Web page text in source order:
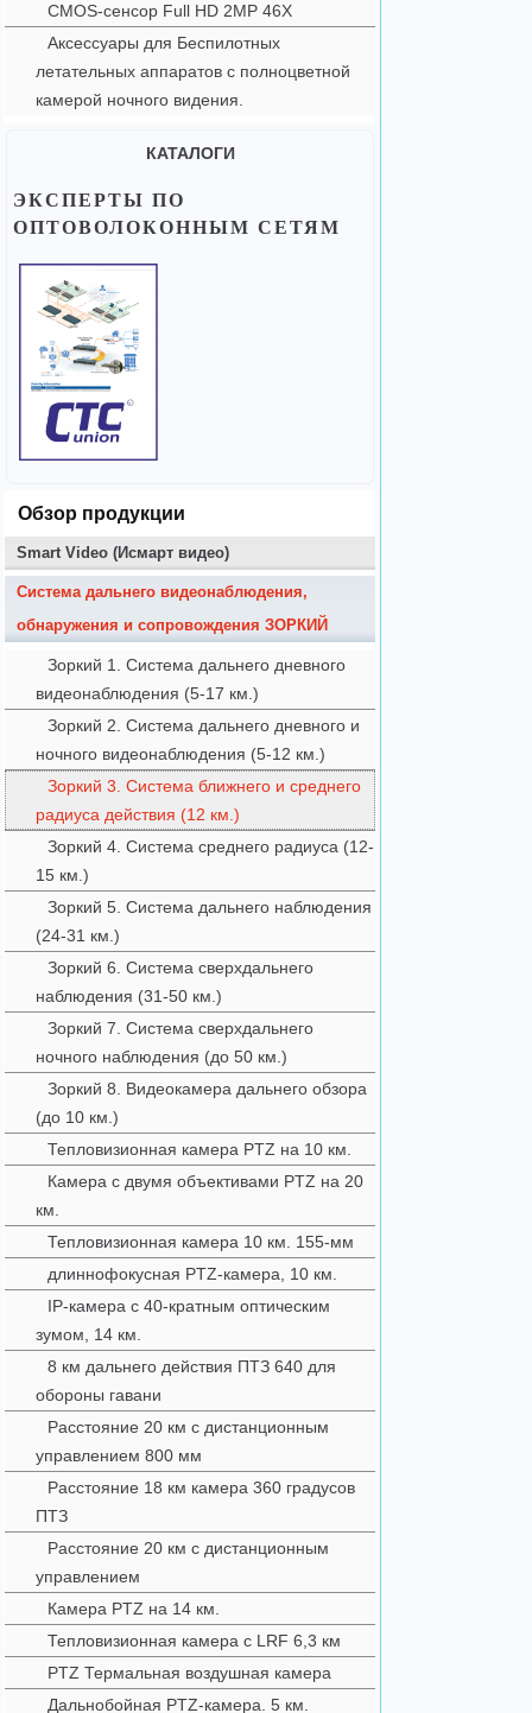
CMOS-сенсор Full HD 2MP 46X
Аксессуары для Беспилотных
летательных аппаратов с полноцветной
камерой ночного видения.
КАТАЛОГИ
ЭКСПЕРТЫ ПО
ОПТОВОЛОКОННЫМ СЕТЯМ
Обзор продукции
Smart Video (Исмарт видео)
Система дальнего видеонаблюдения,
обнаружения и сопровождения ЗОРКИЙ
Зоркий 1. Система дальнего дневного
видеонаблюдения (5-17 км.)
Зоркий 2. Система дальнего дневного и
ночного видеонаблюдения (5-12 км.)
Зоркий 3. Система ближнего и среднего
радиуса действия (12 км.)
Зоркий 4. Система среднего радиуса (12-
15 км.)
Зоркий 5. Система дальнего наблюдения
(24-31 км.)
Зоркий 6. Система сверхдальнего
наблюдения (31-50 км.)
Зоркий 7. Система сверхдальнего
ночного наблюдения (до 50 км.)
Зоркий 8. Видеокамера дальнего обзора
(до 10 км.)
Тепловизионная камера PTZ на 10 км.
Камера с двумя объективами PTZ на 20
км.
Тепловизионная камера 10 км. 155-мм
длиннофокусная PTZ-камера, 10 км.
IP-камера с 40-кратным оптическим
зумом, 14 км.
8 км дальнего действия ПТЗ 640 для
обороны гавани
Расстояние 20 км с дистанционным
управлением 800 мм
Расстояние 18 км камера 360 градусов
ПТЗ
Расстояние 20 км с дистанционным
управлением
Камера PTZ на 14 км.
Тепловизионная камера с LRF 6,3 км
PTZ Термальная воздушная камера
Дальнобойная PTZ-камера. 5 км.